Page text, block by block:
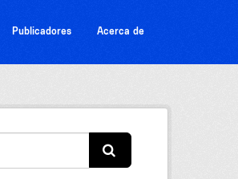
Publicadores Acerca de